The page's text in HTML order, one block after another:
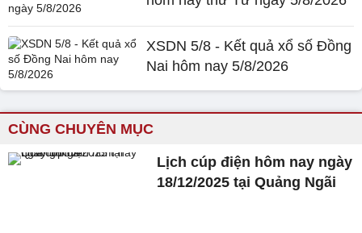
XSDN 5/8 - Kết quả xổ số Đồng
Nai hôm nay 5/8/2026
CÙNG CHUYÊN MỤC
Lịch cúp điện hôm nay ngày
18/12/2025 tại Quảng Ngãi